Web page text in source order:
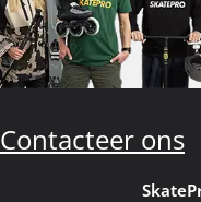
Contacteer ons